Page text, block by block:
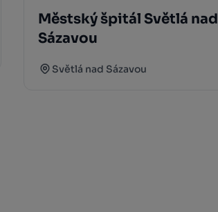
Městský špitál Světlá nad
Sázavou
Světlá nad Sázavou